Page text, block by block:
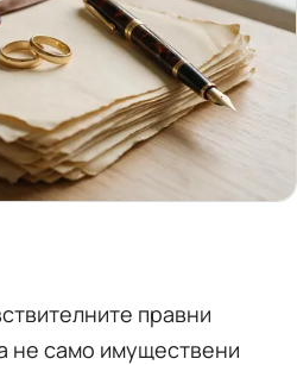
правни
не само имуществени